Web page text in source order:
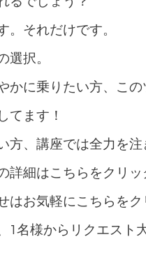
。それだけです。
選択。
かに乗りたい方、こ
てます！
方、講座では全力を注
詳細はこちらをクリッ
はお気軽にこちらをク
1名様からリクエスト